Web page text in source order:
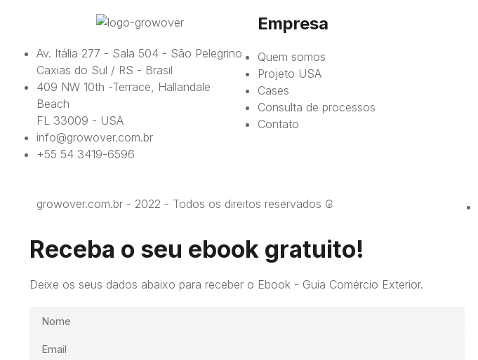
Av. Itália 277 - Sala 504 - São Pelegrino
Caxias do Sul / RS - Brasil
409 NW 10th -Terrace, Hallandale
Beach
FL 33009 - USA
info@growover.com.br
+55 54 3419-6596
Empresa
Quem somos
Projeto USA
Cases
Consulta de processos
Contato
growover.com.br - 2022 - Todos os direitos reservados ₢
Receba o seu ebook gratuito!
Deixe os seus dados abaixo para receber o Ebook - Guia Comércio Exterior.